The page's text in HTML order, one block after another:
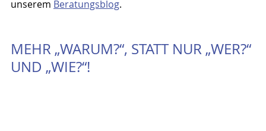
unserem Beratungsblog.
MEHR „WARUM?“, STATT NUR „WER?“
UND „WIE?“!